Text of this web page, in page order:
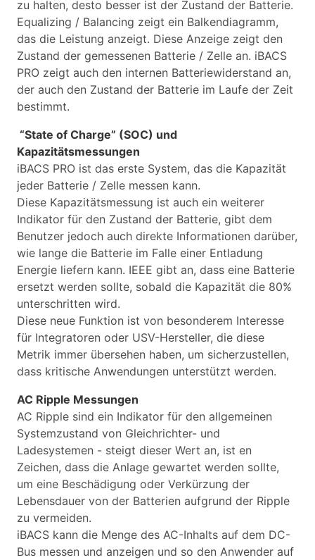
zu halten, desto besser ist der Zustand der Batterie.
Equalizing / Balancing zeigt ein Balkendiagramm,
das die Leistung anzeigt. Diese Anzeige zeigt den
Zustand der gemessenen Batterie / Zelle an. iBACS
PRO zeigt auch den internen Batteriewiderstand an,
der auch den Zustand der Batterie im Laufe der Zeit
bestimmt.
“State of Charge” (SOC) und
Kapazitätsmessungen
iBACS PRO ist das erste System, das die Kapazität
jeder Batterie / Zelle messen kann.
Diese Kapazitätsmessung ist auch ein weiterer
Indikator für den Zustand der Batterie, gibt dem
Benutzer jedoch auch direkte Informationen darüber,
wie lange die Batterie im Falle einer Entladung
Energie liefern kann. IEEE gibt an, dass eine Batterie
ersetzt werden sollte, sobald die Kapazität die 80%
unterschritten wird.
Diese neue Funktion ist von besonderem Interesse
für Integratoren oder USV-Hersteller, die diese
Metrik immer übersehen haben, um sicherzustellen,
dass kritische Anwendungen unterstützt werden.
AC Ripple Messungen
AC Ripple sind ein Indikator für den allgemeinen
Systemzustand von Gleichrichter- und
Ladesystemen - steigt dieser Wert an, ist en
Zeichen, dass die Anlage gewartet werden sollte,
um eine Beschädigung oder Verkürzung der
Lebensdauer von der Batterien aufgrund der Ripple
zu vermeiden.
iBACS kann die Menge des AC-Inhalts auf dem DC-
Bus messen und anzeigen und so den Anwender auf